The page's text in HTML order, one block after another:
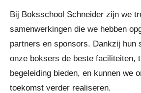
Bij Boksschool Schneider zijn we
samenwerkingen die we hebben
partners en sponsors. Dankzij hun
onze boksers de beste faciliteiten,
begeleiding bieden, en kunnen we
toekomst verder realiseren.